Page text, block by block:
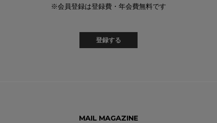
※会員登録は登録費・年会費無料です
登録する
MAIL MAGAZINE